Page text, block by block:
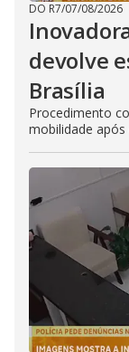
DO R7/07/08/2026
devolve
Brasília
Procedimento
mobilidade